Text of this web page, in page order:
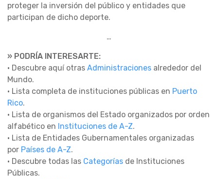
proteger la inversión del público y entidades que
participan de dicho deporte.
…
» PODRÍA INTERESARTE:
• Descubre aquí otras Administraciones alrededor del
Mundo.
• Lista completa de instituciones públicas en Puerto
Rico.
• Lista de organismos del Estado organizados por orden
alfabético en Instituciones de A-Z.
• Lista de Entidades Gubernamentales organizadas
por Países de A-Z.
• Descubre todas las Categorías de Instituciones
Públicas.